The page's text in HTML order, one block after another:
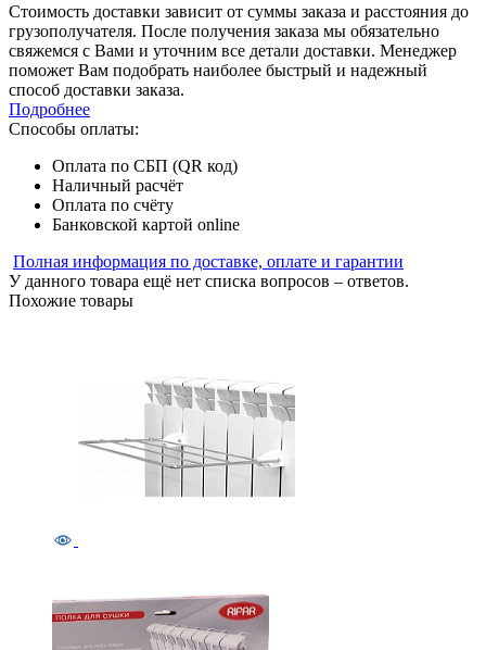
Стоимость доставки зависит от суммы заказа и расстояния до
грузополучателя. После получения заказа мы обязательно
свяжемся с Вами и уточним все детали доставки. Менеджер
поможет Вам подобрать наиболее быстрый и надежный
способ доставки заказа.
Подробнее
Способы оплаты:
Оплата по СБП (QR код)
Наличный расчёт
Оплата по счёту
Банковской картой online
Полная информация по доставке, оплате и гарантии
У данного товара ещё нет списка вопросов – ответов.
Похожие товары